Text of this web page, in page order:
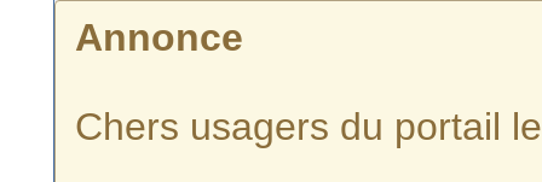
Annonce
Chers usagers du portail